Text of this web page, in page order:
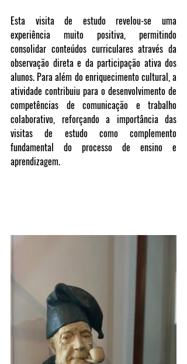
Esta visita de estudo revelou-se uma
experiência muito positiva, permitindo
consolidar conteúdos curriculares através da
observação direta e da participação ativa dos
alunos. Para além do enriquecimento cultural, a
atividade contribuiu para o desenvolvimento de
competências de comunicação e trabalho
colaborativo, reforçando a importância das
visitas de estudo como complemento
fundamental do processo de ensino e
aprendizagem.